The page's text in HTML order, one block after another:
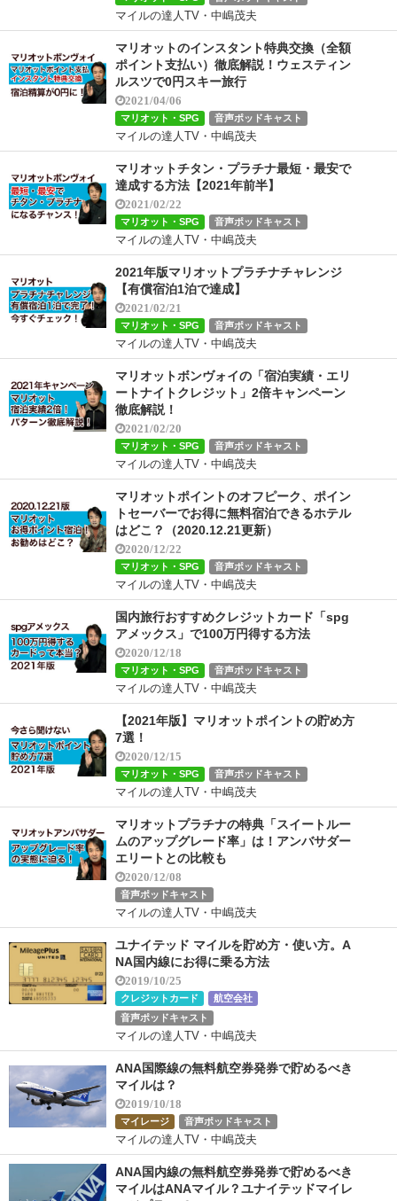
マイルの達人TV・中嶋茂夫
マリオットのインスタント特典交換（全額
ポイント支払い）徹底解説！ウェスティン
ルスツで0円スキー旅行
2021/04/06
マリオット・SPG 音声ポッドキャスト
マイルの達人TV・中嶋茂夫
マリオットチタン・プラチナ最短・最安で
達成する方法【2021年前半】
2021/02/22
マリオット・SPG 音声ポッドキャスト
マイルの達人TV・中嶋茂夫
2021年版マリオットプラチナチャレンジ
【有償宿泊1泊で達成】
2021/02/21
マリオット・SPG 音声ポッドキャスト
マイルの達人TV・中嶋茂夫
マリオットボンヴォイの「宿泊実績・エリ
ートナイトクレジット」2倍キャンペーン
徹底解説！
2021/02/20
マリオット・SPG 音声ポッドキャスト
マイルの達人TV・中嶋茂夫
マリオットポイントのオフピーク、ポイン
トセーバーでお得に無料宿泊できるホテル
はどこ？（2020.12.21更新）
2020/12/22
マリオット・SPG 音声ポッドキャスト
マイルの達人TV・中嶋茂夫
国内旅行おすすめクレジットカード「spg
アメックス」で100万円得する方法
2020/12/18
マリオット・SPG 音声ポッドキャスト
マイルの達人TV・中嶋茂夫
【2021年版】マリオットポイントの貯め方
7選！
2020/12/15
マリオット・SPG 音声ポッドキャスト
マイルの達人TV・中嶋茂夫
マリオットプラチナの特典「スイートルー
ムのアップグレード率」は！アンバサダー
エリートとの比較も
2020/12/08
音声ポッドキャスト
マイルの達人TV・中嶋茂夫
ユナイテッド マイルを貯め方・使い方。A
NA国内線にお得に乗る方法
2019/10/25
クレジットカード
航空会社
音声ポッドキャスト
マイルの達人TV・中嶋茂夫
ANA国際線の無料航空券発券で貯めるべき
マイルは？
2019/10/18
マイレージ 音声ポッドキャスト
マイルの達人TV・中嶋茂夫
ANA国内線の無料航空券発券で貯めるべき
マイルはANAマイル？ユナイテッドマイレ